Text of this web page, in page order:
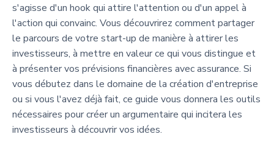
s'agisse d'un hook qui attire l'attention ou d'un appel à
l'action qui convainc. Vous découvrirez comment partager
le parcours de votre start-up de manière à attirer les
investisseurs, à mettre en valeur ce qui vous distingue et
à présenter vos prévisions financières avec assurance. Si
vous débutez dans le domaine de la création d'entreprise
ou si vous l'avez déjà fait, ce guide vous donnera les outils
nécessaires pour créer un argumentaire qui incitera les
investisseurs à découvrir vos idées.